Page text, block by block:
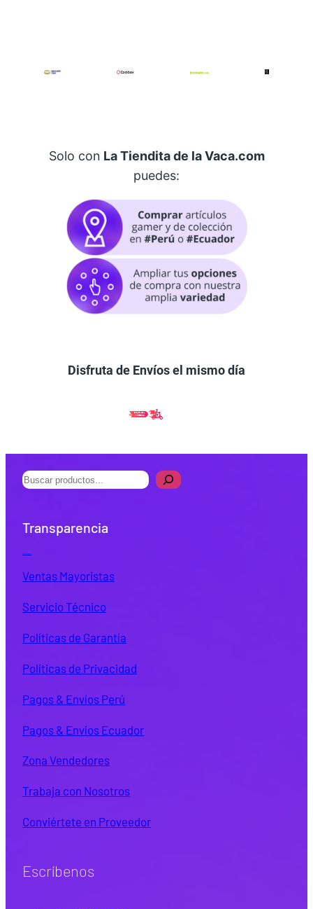
Solo con La Tiendita de la Vaca.com
puedes:
Disfruta de Envíos el mismo día
B
c
a
r
Transparencia
Ventas Mayoristas
Servicio Técnico
Políticas de Garantía
Políticas de Privacidad
Pagos & Envíos Perú
Pagos & Envíos Ecuador
Zona Vendedores
Trabaja con Nosotros
Conviértete en Proveedor
Escríbenos